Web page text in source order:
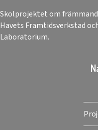
Skolprojektet om
Havets Framtidsverkstad
Laboratorium.